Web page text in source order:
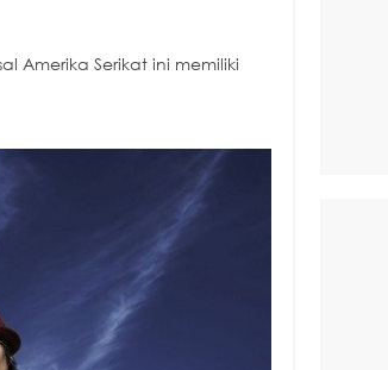
Amerika Serikat ini memiliki